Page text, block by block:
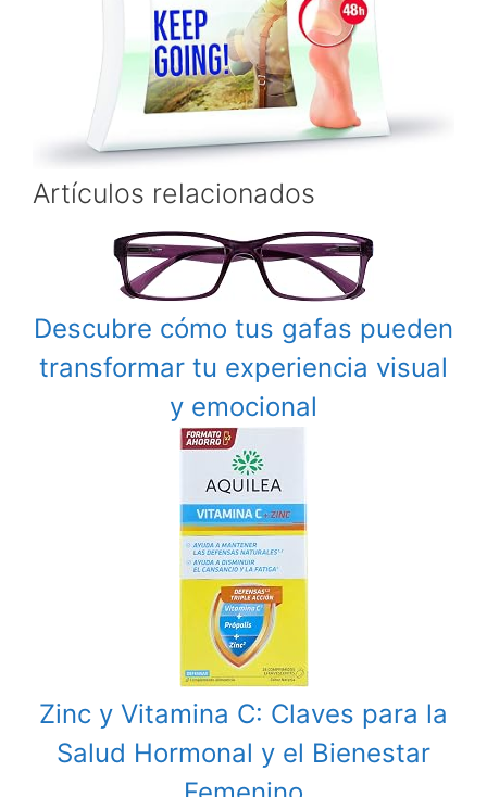
Artículos relacionados
Descubre cómo tus gafas pueden
transformar tu experiencia visual
y emocional
Zinc y Vitamina C: Claves para la
Salud Hormonal y el Bienestar